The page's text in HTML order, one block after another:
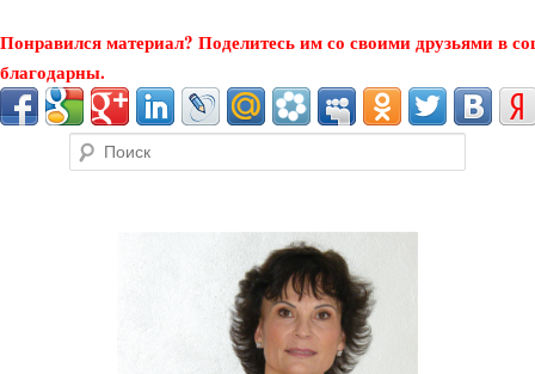
Понравился материал? Поделитесь им со своими друзьями в
благодарны.
Поиск